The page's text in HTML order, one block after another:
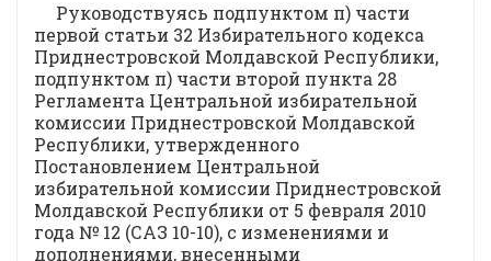
Руководствуясь подпунктом п) части
первой статьи 32 Избирательного кодекса
Приднестровской Молдавской Республики,
подпунктом п) части второй пункта 28
Регламента Центральной избирательной
комиссии Приднестровской Молдавской
Республики, утвержденного
Постановлением Центральной
избирательной комиссии Приднестровской
Молдавской Республики от 5 февраля 2010
года № 12 (САЗ 10-10), с изменениями и
дополнениями, внесенными